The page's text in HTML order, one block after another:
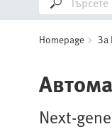
Homepage За
Next-